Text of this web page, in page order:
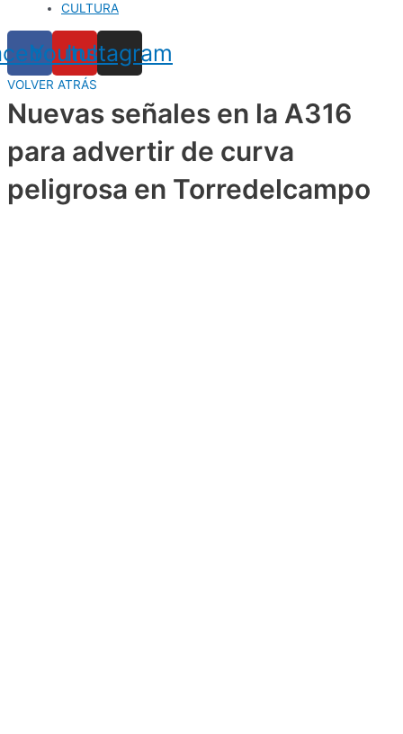
CULTURA
Youtube
Instagram
VOLVER ATRÁS
Nuevas señales en la A316
para advertir de curva
peligrosa en Torredelcampo